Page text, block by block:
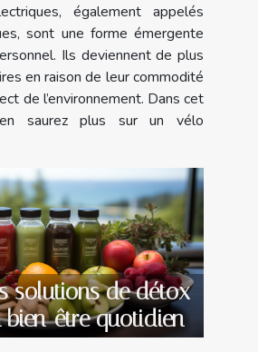
également appelés
sont une forme émergente
Ils deviennent de plus
en raison de leur commodité
de l’environnement. Dans cet
saurez plus sur un vélo
solutions de détox
être quotidien